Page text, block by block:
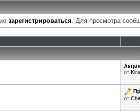
зарегистрироваться. Для просмотра
от
от